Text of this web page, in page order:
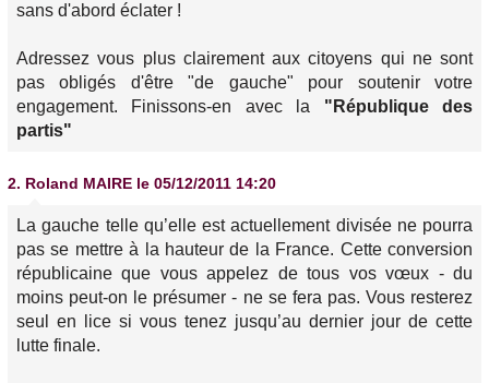
sans d'abord éclater !
Adressez vous plus clairement aux citoyens qui ne sont
pas obligés d'être "de gauche" pour soutenir votre
engagement. Finissons-en avec la "République des
partis"
2. Roland MAIRE le 05/12/2011 14:20
La gauche telle qu’elle est actuellement divisée ne pourra
pas se mettre à la hauteur de la France. Cette conversion
républicaine que vous appelez de tous vos vœux - du
moins peut-on le présumer - ne se fera pas. Vous resterez
seul en lice si vous tenez jusqu’au dernier jour de cette
lutte finale.